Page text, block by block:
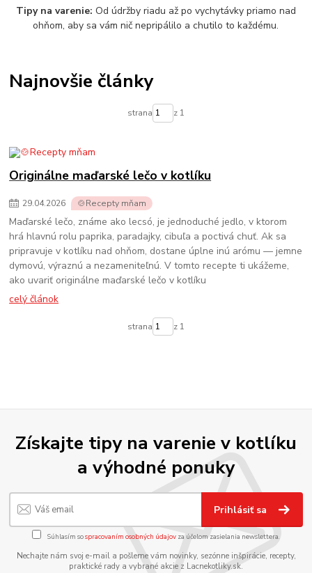
Tipy na varenie: Od údržby riadu až po vychytávky priamo nad
ohňom, aby sa vám nič nepripálilo a chutilo to každému.
Najnovšie články
strana z 1
Originálne maďarské lečo v kotlíku
29.04.2026 🍲Recepty mňam
Maďarské lečo, známe ako lecsó, je jednoduché jedlo, v ktorom
hrá hlavnú rolu paprika, paradajky, cibuľa a poctivá chuť. Ak sa
pripravuje v kotlíku nad ohňom, dostane úplne inú arómu — jemne
dymovú, výraznú a nezameniteľnú. V tomto recepte ti ukážeme,
ako uvariť originálne maďarské lečo v kotlíku
celý článok
strana z 1
Získajte tipy na varenie v kotlíku
a výhodné ponuky
Prihlásiť sa
Súhlasím sospracovaním osobných údajov za účelom zasielania newslettera.
Nechajte nám svoj e-mail a pošleme vám novinky, sezónne inšpirácie, recepty,
praktické rady a vybrané akcie z Lacnekotliky.sk.